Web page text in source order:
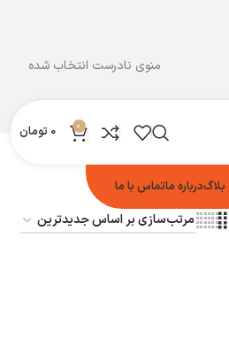
منوی نادرست انتخاب شده
0
0 تومان
بلاگدرباره ماتماس با ما